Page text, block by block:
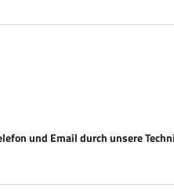
und Email durch unsere